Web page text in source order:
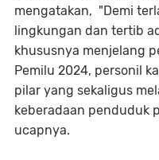
mengatakan, "Demi
lingkungan dan tertib
khususnya menjelang
Pemilu 2024, personil
pilar yang sekaligus
keberadaan penduduk
ucapnya.